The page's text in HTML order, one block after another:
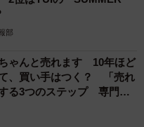
部
ちゃんと売れます 10年ほど
、買い手はつく？ 「売れ
る3つのステップ 専門家